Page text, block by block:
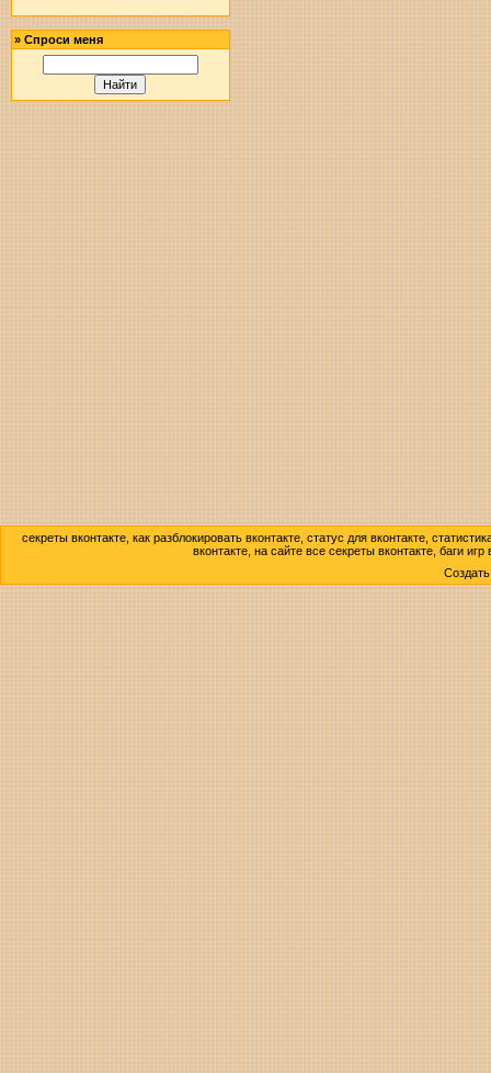
» Спроси меня
секреты вконтакте, как разблокировать вконтакте, статус для вконтакте,
вконтакте, на сайте все секреты вконтакте, баги